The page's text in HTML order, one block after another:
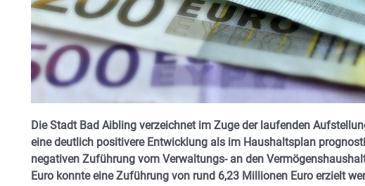
Die Stadt Bad Aibling verzeichnet im Zuge der laufenden
eine deutlich positivere Entwicklung als im Haushaltsplan
negativen Zuführung vom Verwaltungs- an den
Euro konnte eine Zuführung von rund 6,23 Millionen Euro erzielt